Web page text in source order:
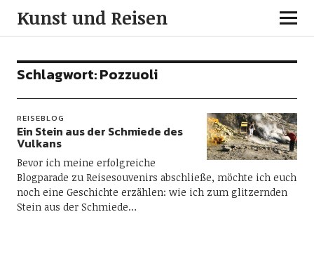
Kunst und Reisen
Schlagwort:Pozzuoli
REISEBLOG
Ein Stein aus der Schmiede des
Vulkans
Bevor ich meine erfolgreiche
Blogparade zu Reisesouvenirs abschließe, möchte ich euch
noch eine Geschichte erzählen: wie ich zum glitzernden
Stein aus der Schmiede…